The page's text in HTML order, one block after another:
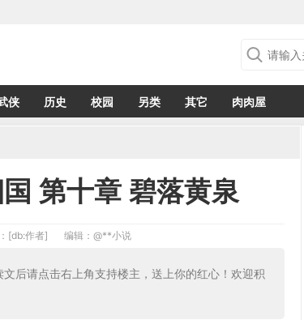
侠 历史 校园 另类 其它 肉肉屋
第十章 碧落黄泉
[db:作者] 编辑： @**小说
后请点击右上角支持楼主，送上你的红心！欢迎积